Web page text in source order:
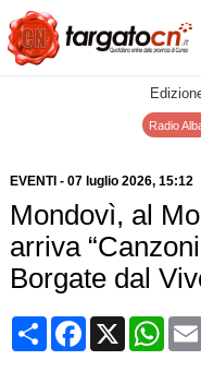
Radio
EVENTI - 07 luglio 2026, 15:12
Mondovì, al
arriva
Borgate dal
CondividiFacebook
X